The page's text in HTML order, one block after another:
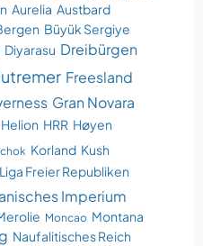
Aurelia Austbard
Büyük Sergiye
Diyarasu Dreibürgen
Freesland
Gran Novara
Helion HRR Høyen
Korland Kush
Liga Freier Republiken
Imperium
Moncao Montana
Naufalitisches Reich